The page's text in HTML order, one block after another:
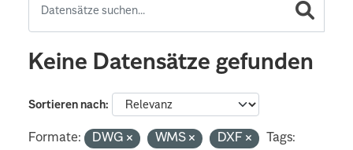
Keine Datensätze gefunden
Sortieren nach
Formate: DWG WMS DXF
Tags: